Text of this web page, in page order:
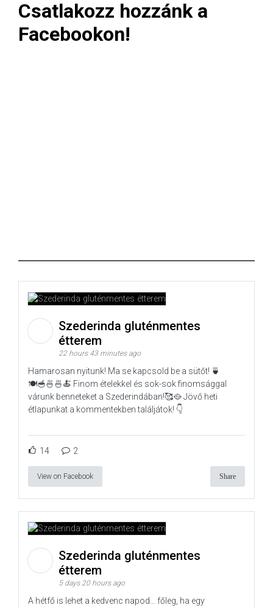
Csatlakozz hozzánk a
Facebookon!
Szederinda gluténmentes
étterem
22 hours 43 minutes ago
Hamarosan nyitunk! Ma se kapcsold be a sütőt! 🍵
🍽️🥣🍜🍜🍝 Finom ételekkel és sok-sok finomsággal
várunk benneteket a Szederindában!🥰🥘 Jövő heti
étlapunkat a kommentekben találjátok! 👇
14 2
View on Facebook Share
Szederinda gluténmentes
étterem
5 days 20 hours ago
A hétfő is lehet a kedvenc napod… főleg, ha egy